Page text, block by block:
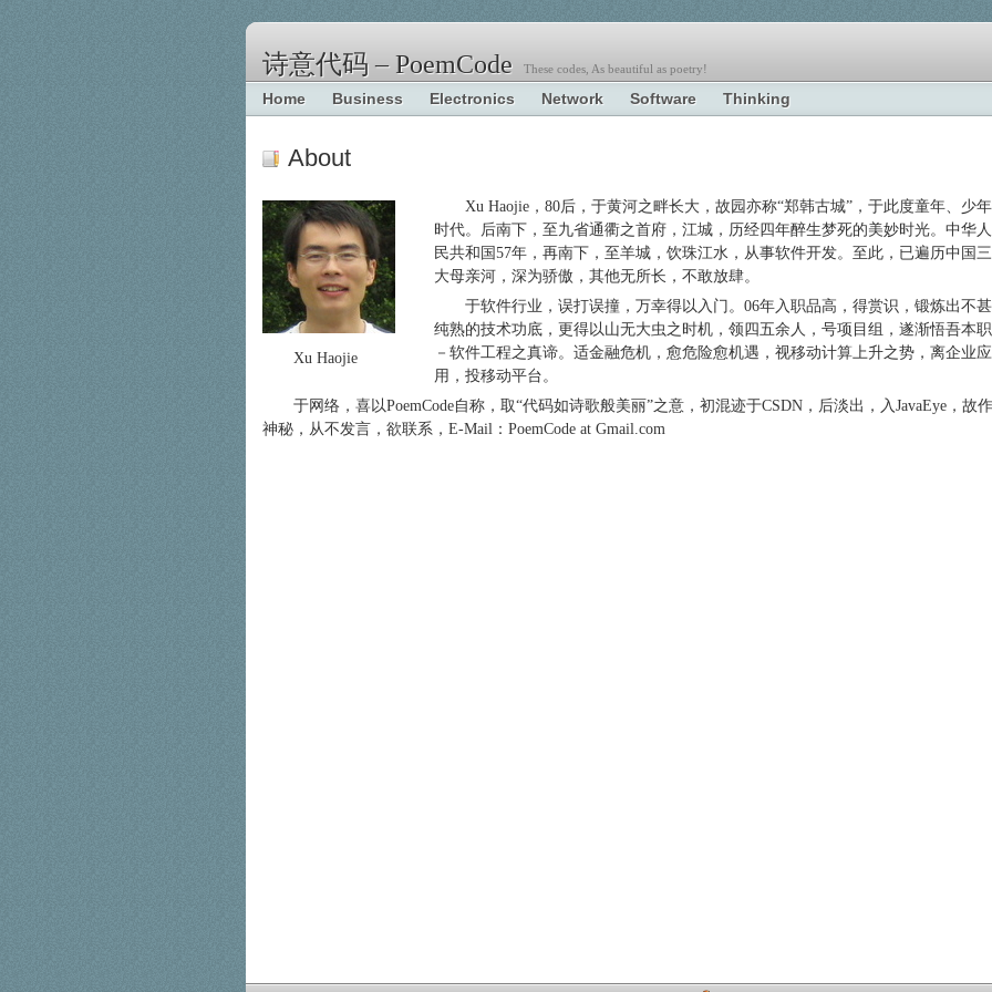
诗意代码 – PoemCode These codes, As beautiful as poetry!
Home Business Electronics Network Software Thinking
About
Xu Haojie
Xu Haojie，80后，于黄河之畔长大，故园亦称“郑韩古城”，于此度童年、少年
时代。后南下，至九省通衢之首府，江城，历经四年醉生梦死的美妙时光。中华人
民共和国57年，再南下，至羊城，饮珠江水，从事软件开发。至此，已遍历中国三
大母亲河，深为骄傲，其他无所长，不敢放肆。
于软件行业，误打误撞，万幸得以入门。06年入职品高，得赏识，锻炼出不甚
纯熟的技术功底，更得以山无大虫之时机，领四五余人，号项目组，遂渐悟吾本职
－软件工程之真谛。适金融危机，愈危险愈机遇，视移动计算上升之势，离企业应
用，投移动平台。
于网络，喜以PoemCode自称，取“代码如诗歌般美丽”之意，初混迹于CSDN，后淡出，入JavaEye，故作
神秘，从不发言，欲联系，E-Mail：PoemCode at Gmail.com